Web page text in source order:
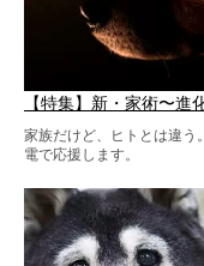
【特集】新・家術〜
家族だけど、ヒトとは違う
電で応援します。